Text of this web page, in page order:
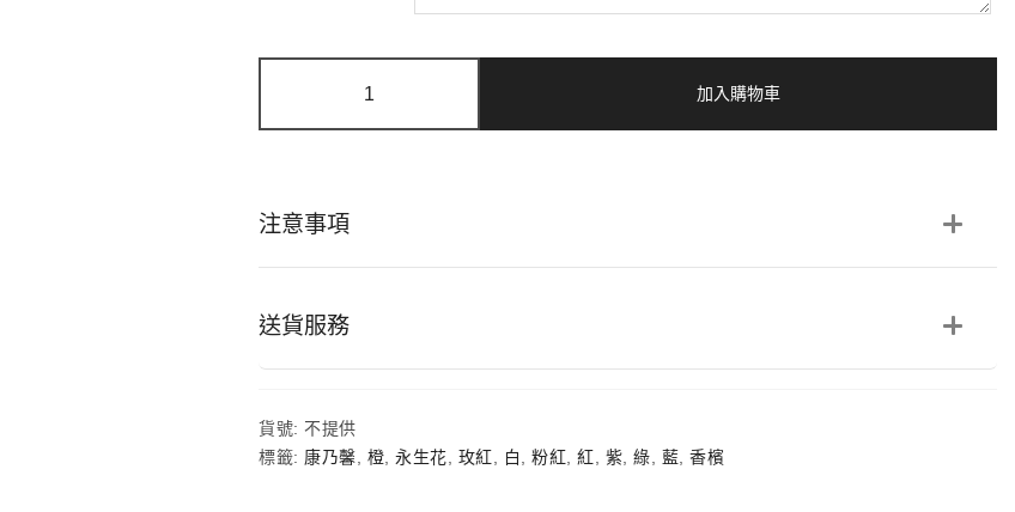
璃
馨
罩
加入購物車
注意事項
送貨服務
貨號: 不提供
標籤: 康乃馨, 橙, 永生花, 玫紅, 白, 粉紅, 紅, 紫, 綠, 藍, 香檳